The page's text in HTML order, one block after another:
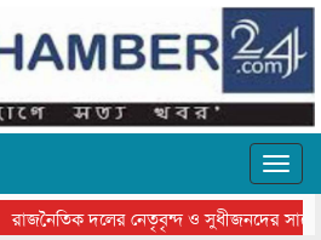
রাজনৈতিক দলের নেতৃবৃন্দ ও সুধীজনদের সাথে